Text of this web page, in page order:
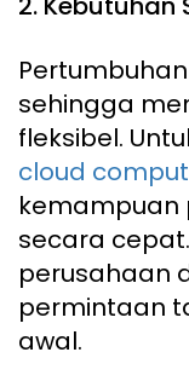
sehingga
fleksibel.
cloud
kemampuan
secara
perusahaan
permintaan
awal.